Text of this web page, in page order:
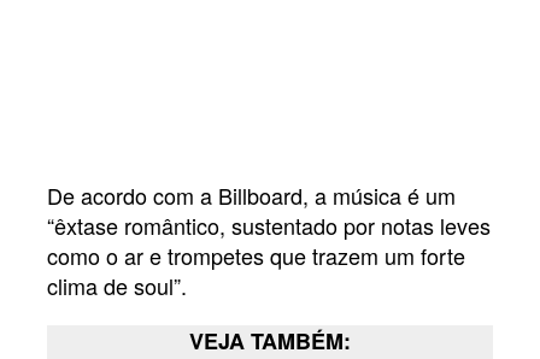
De acordo com a Billboard, a música é um
“êxtase romântico, sustentado por notas leves
como o ar e trompetes que trazem um forte
clima de soul”.
VEJA TAMBÉM: